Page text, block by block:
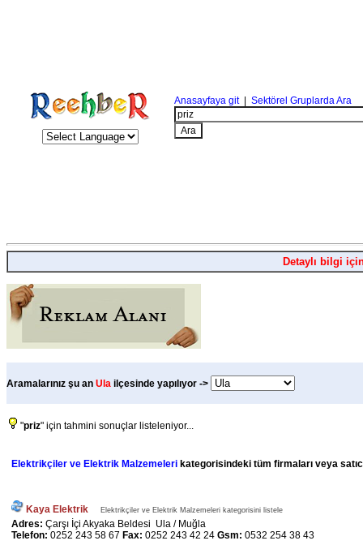
Anasayfaya git| Sektörel Gruplarda Ara
Detaylı bilgi
Aramalarınız şu an Ula ilçesinde yapılıyor ->
"priz" için tahmini sonuçlar listeleniyor...
Elektrikçiler ve Elektrik Malzemeleri kategorisindeki tüm firmaları veya
Kaya Elektrik Elektrikçiler ve Elektrik Malzemeleri kategorisini listele
Adres: Çarşı İçi Akyaka Beldesi Ula / Muğla
Telefon: 0252 243 58 67 Fax: 0252 243 42 24 Gsm: 0532 254 38 43